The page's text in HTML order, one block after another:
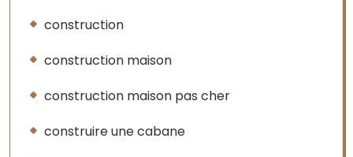
construction
construction maison
construction maison pas cher
construire une cabane